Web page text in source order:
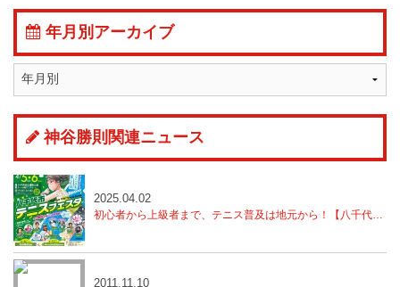
年月別アーカイブ
神谷勝則関連ニュース
初心者から上級者まで、テニス普及は地元から！【八千代市テニスフェスタ開催】
2025.04.02
2011.11.10